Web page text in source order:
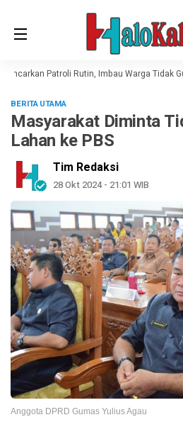
Patroli Rutin, Imbau Warga Tidak
BERITA UTAMA
Masyarakat Diminta
Lahan ke PBS
Tim Redaksi
28 Okt 2024 - 21:01 WIB
Anggota DPRD Gumas Yulius Agau